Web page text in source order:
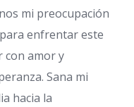
mi preocupación
enfrentar este
con amor y
Sana mi
hacia la